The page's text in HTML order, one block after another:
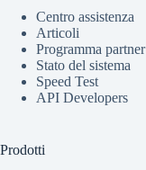
Centro assistenza
Articoli
Programma partner
Stato del sistema
Speed Test
API Developers
Prodotti